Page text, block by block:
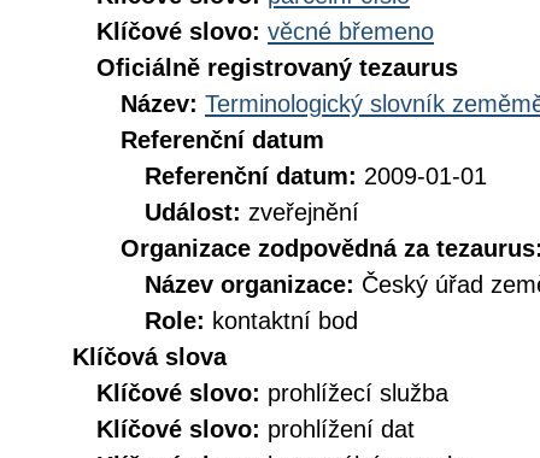
Klíčové slovo: věcné břemeno
Oficiálně registrovaný tezaurus
Název: Terminologický slovník
Referenční datum
Referenční datum: 2009-01-01
Událost: zveřejnění
Organizace zodpovědná za
Název organizace: Český úřad
Role: kontaktní bod
Klíčová slova
Klíčové slovo: prohlížecí služba
Klíčové slovo: prohlížení dat